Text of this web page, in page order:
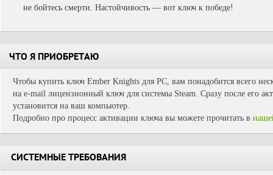
не бойтесь смерти. Настойчивость — вот ключ к победе!
ЧТО Я ПРИОБРЕТАЮ
Чтобы купить ключ Ember Knights для PC, вам понадобится всего
на e-mail лицензионный ключ для системы Steam. Сразу после его
установится на ваш компьютер.
Подробно про процесс активации ключа вы можете прочитать в
СИСТЕМНЫЕ ТРЕБОВАНИЯ